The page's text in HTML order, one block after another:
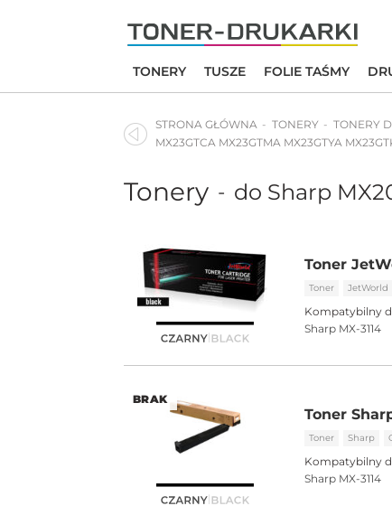
TONERY TUSZE FOLIE TAŚMY
STRONA GŁÓWNA TONERY
TONERY
MX23GTCA MX23GTMA MX23GTYA
Tonery - do Sharp
Toner
Toner JetWorld
Kompatybilny
Sharp MX-3114
BRAK
Toner
Toner Sharp
Kompatybilny
Sharp MX-3114